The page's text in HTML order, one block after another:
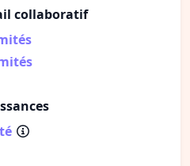
collaboratif